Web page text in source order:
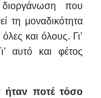
που
τη μοναδικότητα
και όλους. Γι’
αυτό και φέτος
ποτέ τόσο